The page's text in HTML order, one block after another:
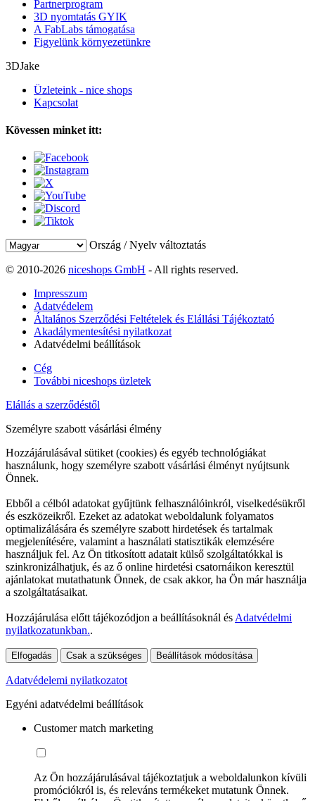
Partnerprogram
3D nyomtatás GYIK
A FabLabs támogatása
Figyelünk környezetünkre
3DJake
Üzleteink - nice shops
Kapcsolat
Kövessen minket itt:
Ország / Nyelv változtatás
© 2010-2026 niceshops GmbH - All rights reserved.
Impresszum
Adatvédelem
Általános Szerződési Feltételek és Elállási Tájékoztató
Akadálymentesítési nyilatkozat
Adatvédelmi beállítások
Cég
További niceshops üzletek
Elállás a szerződéstől
Személyre szabott vásárlási élmény
Hozzájárulásával sütiket (cookies) és egyéb technológiákat
használunk, hogy személyre szabott vásárlási élményt nyújtsunk
Önnek.
Ebből a célból adatokat gyűjtünk felhasználóinkról, viselkedésükről
és eszközeikről. Ezeket az adatokat weboldalunk folyamatos
optimalizálására és személyre szabott hirdetések és tartalmak
megjelenítésére, valamint a használati statisztikák elemzésére
használjuk fel. Az Ön titkosított adatait külső szolgáltatókkal is
szinkronizálhatjuk, és az ő online hirdetési csatornáikon keresztül
ajánlatokat mutathatunk Önnek, de csak akkor, ha Ön már használja
a szolgáltatásaikat.
Hozzájárulása előtt tájékozódjon a beállításoknál és Adatvédelmi
nyilatkozatunkban..
Elfogadás Csak a szükséges Beállítások módosítása
Adatvédelemi nyilatkozatot
Egyéni adatvédelmi beállítások
Customer match marketing
Az Ön hozzájárulásával tájékoztatjuk a weboldalunkon kívüli
promóciókról is, és releváns termékeket mutatunk Önnek.